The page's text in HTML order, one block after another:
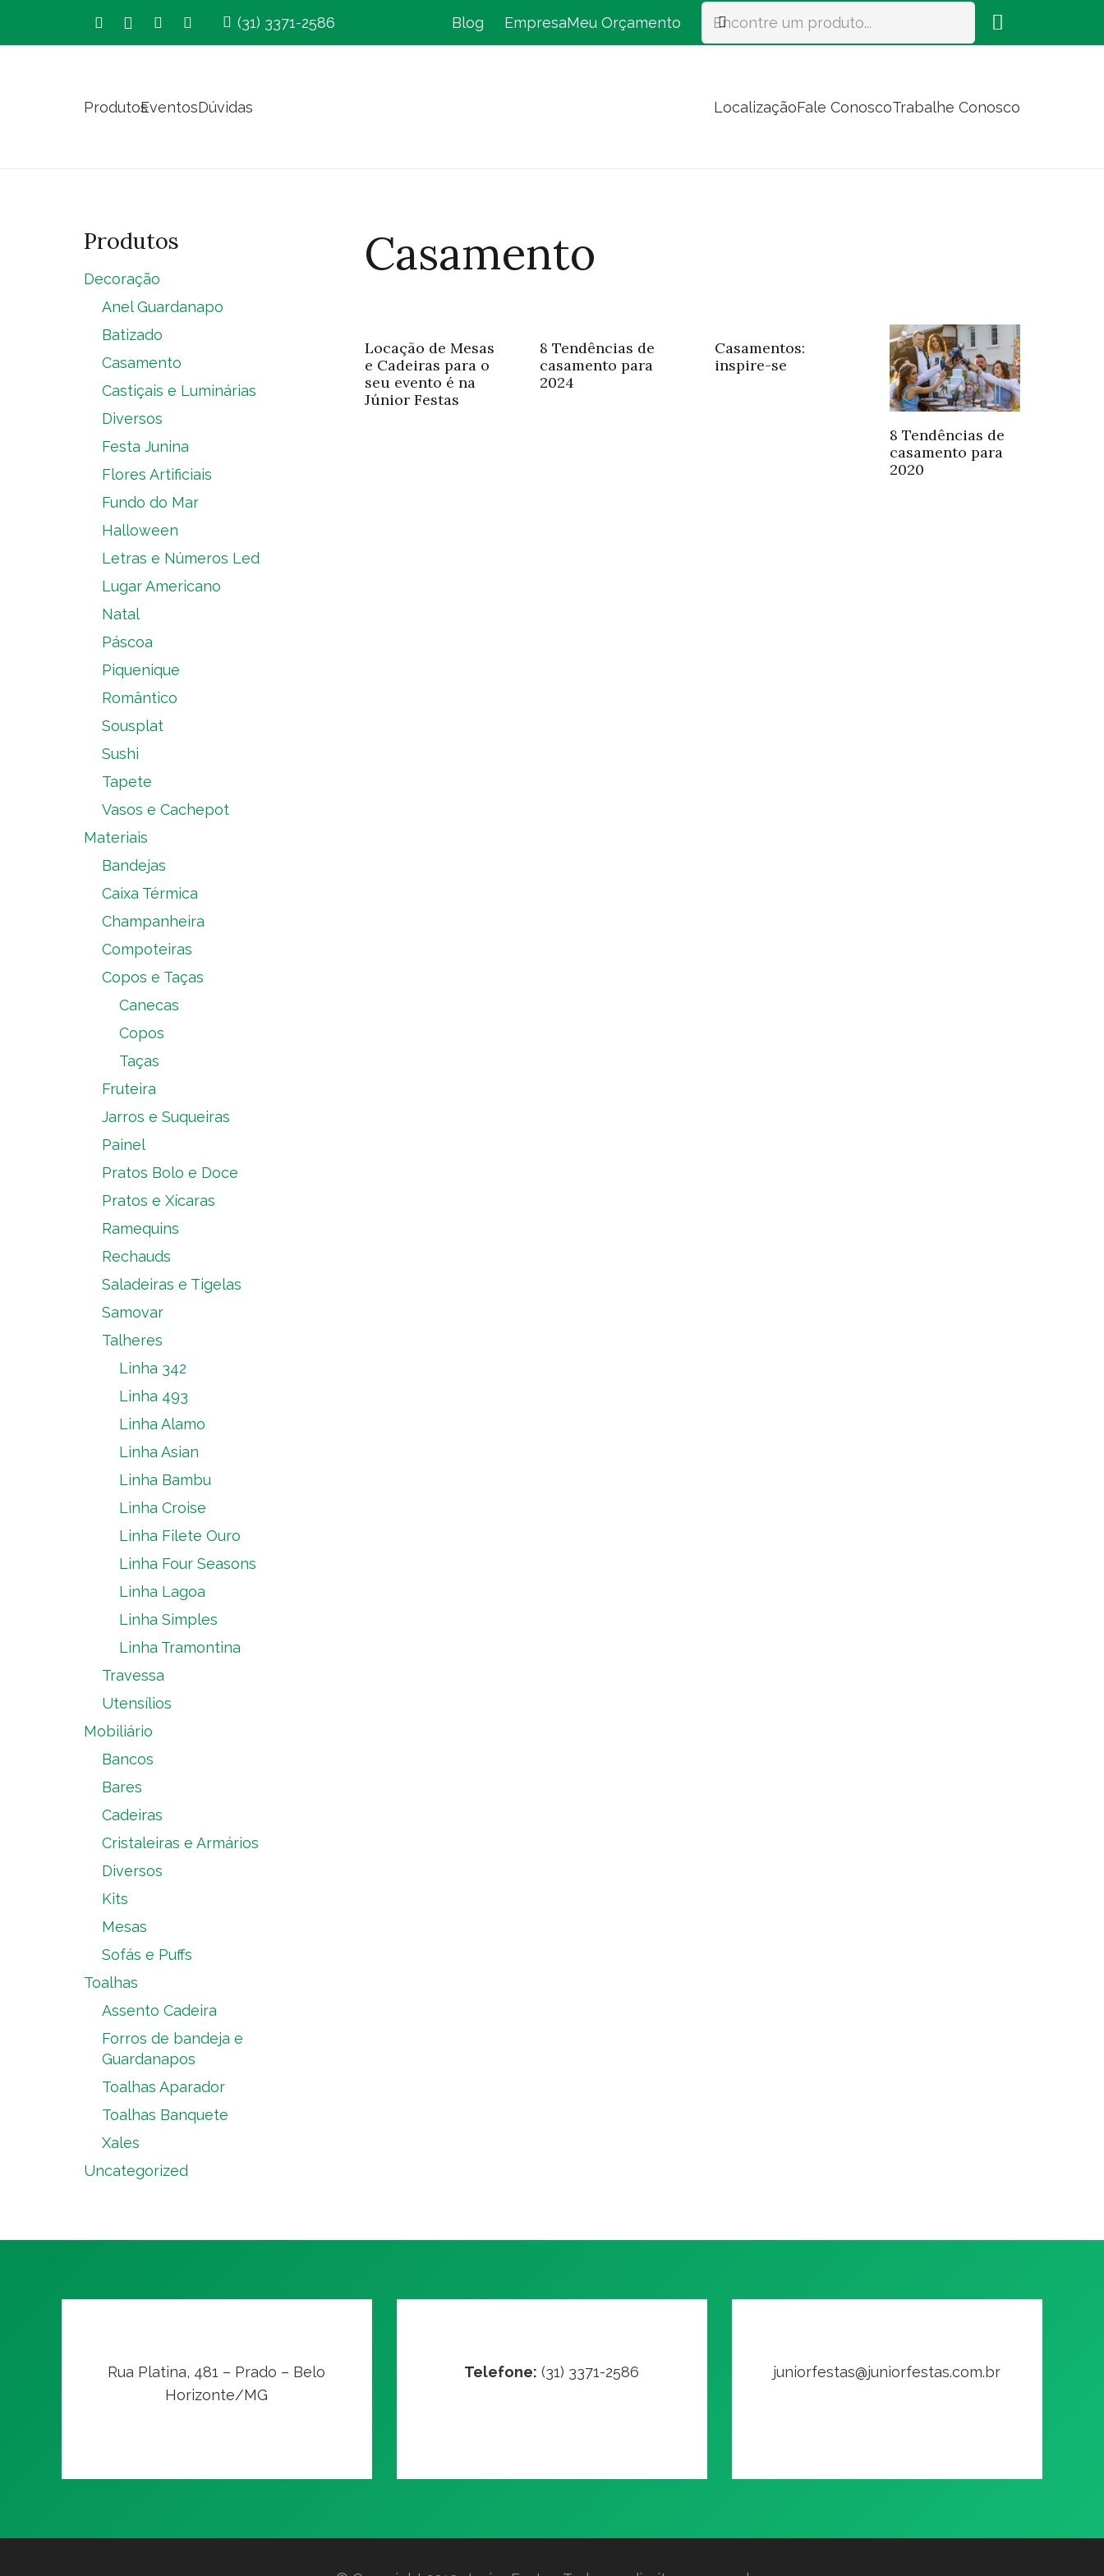
(31) 3371-2586 Blog EmpresaMeu Orçamento
ProdutosEventosDúvidas LocalizaçãoFale ConoscoTrabalhe Conosco
Casamento
Locação de Mesas
e Cadeiras para o
seu evento é na
Júnior Festas
8 Tendências de
casamento para
2024
Casamentos:
inspire-se
8 Tendências de
casamento para
2020
Produtos
Decoração
Anel Guardanapo
Batizado
Casamento
Castiçais e Luminárias
Diversos
Festa Junina
Flores Artificiais
Fundo do Mar
Halloween
Letras e Números Led
Lugar Americano
Natal
Páscoa
Piquenique
Romântico
Sousplat
Sushi
Tapete
Vasos e Cachepot
Materiais
Bandejas
Caixa Térmica
Champanheira
Compoteiras
Copos e Taças
Canecas
Copos
Taças
Fruteira
Jarros e Suqueiras
Painel
Pratos Bolo e Doce
Pratos e Xícaras
Ramequins
Rechauds
Saladeiras e Tigelas
Samovar
Talheres
Linha 342
Linha 493
Linha Alamo
Linha Asian
Linha Bambu
Linha Croise
Linha Filete Ouro
Linha Four Seasons
Linha Lagoa
Linha Simples
Linha Tramontina
Travessa
Utensílios
Mobiliário
Bancos
Bares
Cadeiras
Cristaleiras e Armários
Diversos
Kits
Mesas
Sofás e Puffs
Toalhas
Assento Cadeira
Forros de bandeja e
Guardanapos
Toalhas Aparador
Toalhas Banquete
Xales
Uncategorized
Rua Platina, 481 – Prado – Belo
Horizonte/MG
Telefone: (31) 3371-2586 juniorfestas@juniorfestas.com.br